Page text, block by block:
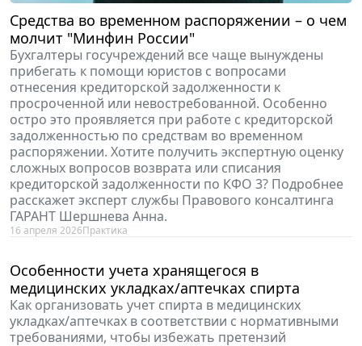
Особенности привлечения учителей к участию
в ГИА
Порядок привлечения педагогов к участию в ГИА, как
оформить участие педагога в ГИА: трудовой договор
или договор ГПХ и как оплачивается участие
педагога в ГИА. Эти и другие актуальные вопросы
освещает Иванова Инна Анатольевна, кандидат
юридических наук, советник государственной
гражданской службы РФ 1-го класса.
21 апреля 2026Образование